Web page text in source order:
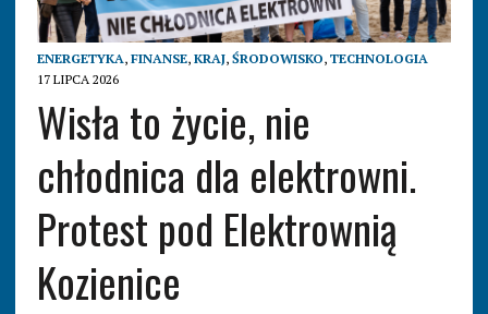
ENERGETYKA, FINANSE, KRAJ, ŚRODOWISKO, TECHNOLOGIA
17 LIPCA 2026
Wisła to życie, nie
chłodnica dla elektrowni.
Protest pod Elektrownią
Kozienice